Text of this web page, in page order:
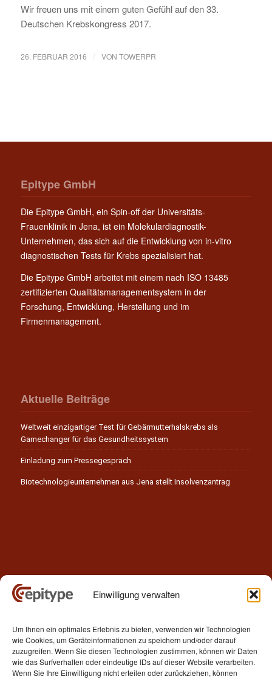
Einwilligung verwalten
Um Ihnen ein optimales Erlebnis zu bieten, verwenden wir Technologien
wie Cookies, um Geräteinformationen zu speichern und/oder darauf
zuzugreifen. Wenn Sie diesen Technologien zustimmen, können wir Daten
wie das Surfverhalten oder eindeutige IDs auf dieser Website verarbeiten.
Wenn Sie Ihre Einwilligung nicht erteilen oder zurückziehen, können
Wir freuen uns mit einem guten Gefühl auf den 33.
Deutschen Krebskongress 2017.
26. FEBRUAR 2016 / VON TOWERPR
Epitype GmbH
Die Epitype GmbH, ein Spin-off der Universitäts-
Frauenklinik in Jena, ist ein Molekulardiagnostik-
Unternehmen, das sich auf die Entwicklung von in-vitro
diagnostischen Tests für Krebs spezialisiert hat.
Die Epitype GmbH arbeitet mit einem nach ISO 13485
zertifizierten Qualitätsmanagementsystem in der
Forschung, Entwicklung, Herstellung und im
Firmenmanagement.
Aktuelle Beiträge
Weltweit einzigartiger Test für Gebärmutterhalskrebs als
Gamechanger für das Gesundheitssystem
Einladung zum Pressegespräch
Biotechnologieunternehmen aus Jena stellt Insolvenzantrag
Kontakt
Epitype GmbH
Löbstedter Str. 41
07749 Jena
Germany